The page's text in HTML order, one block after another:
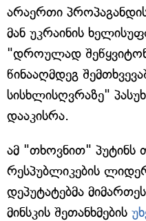
არაერთი
მან უკრაინის
"დროულად
წინააღმდეგ
სისხლისღვრაზე"
დააკისრა.
ამ "თხოვნით" პუტინს
რესპუბლიკების
დეპუტატებმა
მინსკის შეთანხმების